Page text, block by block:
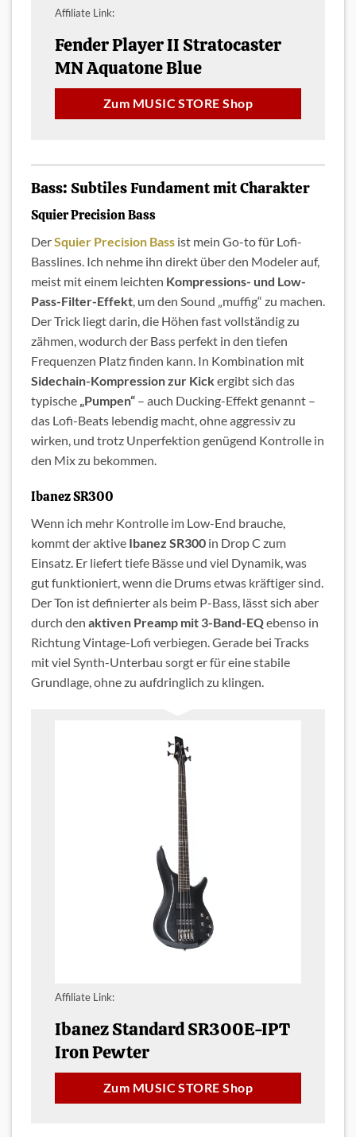
Affiliate Link:
Fender Player II Stratocaster
MN Aquatone Blue
Zum MUSIC STORE Shop
Bass: Subtiles Fundament mit Charakter
Squier Precision Bass
DerSquier Precision Bass ist mein Go-to für Lofi-
Basslines. Ich nehme ihn direkt über den Modeler auf,
meist mit einem leichten Kompressions- und Low-
Pass-Filter-Effekt, um den Sound „muffig“ zu machen.
Der Trick liegt darin, die Höhen fast vollständig zu
zähmen, wodurch der Bass perfekt in den tiefen
Frequenzen Platz finden kann. In Kombination mit
Sidechain-Kompressionzur Kickergibt sich das
typische „Pumpen“ – auch Ducking-Effekt genannt –
das Lofi-Beats lebendig macht, ohne aggressiv zu
wirken, und trotz Unperfektion genügend Kontrolle in
den Mix zu bekommen.
Ibanez SR300
Wenn ich mehr Kontrolle im Low-End brauche,
kommt der aktive Ibanez SR300 in Drop C zum
Einsatz. Er liefert tiefe Bässe und viel Dynamik, was
gut funktioniert, wenn die Drums etwas kräftiger sind.
Der Ton ist definierter als beim P-Bass, lässt sich aber
durch den aktiven Preamp mit 3-Band-EQebenso in
Richtung Vintage-Lofi verbiegen. Gerade bei Tracks
mit viel Synth-Unterbau sorgt er für eine stabile
Grundlage, ohne zu aufdringlich zu klingen.
Affiliate Link:
Ibanez Standard SR300E-IPT
Iron Pewter
Zum MUSIC STORE Shop